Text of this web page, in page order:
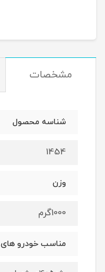
مشخصات
شناسه محصول
1454
وزن
1000گرم
مناسب خودرو های